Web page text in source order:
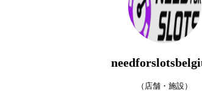
（店舗・施設）